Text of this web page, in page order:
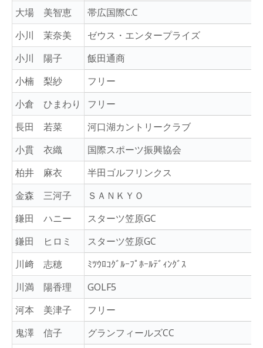
大場 美智恵
帯広国際C.C
小川 茉奈美
ゼウス・エンタープライズ
小川 陽子
飯田通商
小楠 梨紗
フリー
小倉 ひまわり
フリー
長田 若菜
河口湖カントリークラブ
小貫 衣織
国際スポーツ振興協会
柏井 麻衣
半田ゴルフリンクス
金森 三河子
ＳＡＮＫＹＯ
鎌田 ハニー
スターツ笠原GC
鎌田 ヒロミ
スターツ笠原GC
川﨑 志穂
ﾐﾂｳﾛｺｸﾞﾙｰﾌﾟﾎｰﾙﾃﾞｨﾝｸﾞｽ
川満 陽香理
GOLF5
河本 美津子
フリー
鬼澤 信子
グランフィールズCC